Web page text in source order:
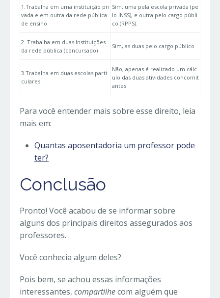
1.Trabalha em uma instituição pri
vada e em outra da rede pública
de ensino
Sim, uma pela escola privada (pe
lo INSS), e outra pelo cargo públi
co (RPPS).
2. Trabalha em duas Instituições
da rede pública (concursado)
Sim, as duas pelo cargo público
3.Trabalha em duas escolas parti
culares
Não, apenas é realizado um cálc
ulo das duas atividades concomit
antes
Para você entender mais sobre esse direito, leia
mais em:
Quantas aposentadoria um professor pode
ter?
Conclusão
Pronto! Você acabou de se informar sobre
alguns dos principais direitos assegurados aos
professores.
Você conhecia algum deles?
Pois bem, se achou essas informações
interessantes, compartilhecom alguém que